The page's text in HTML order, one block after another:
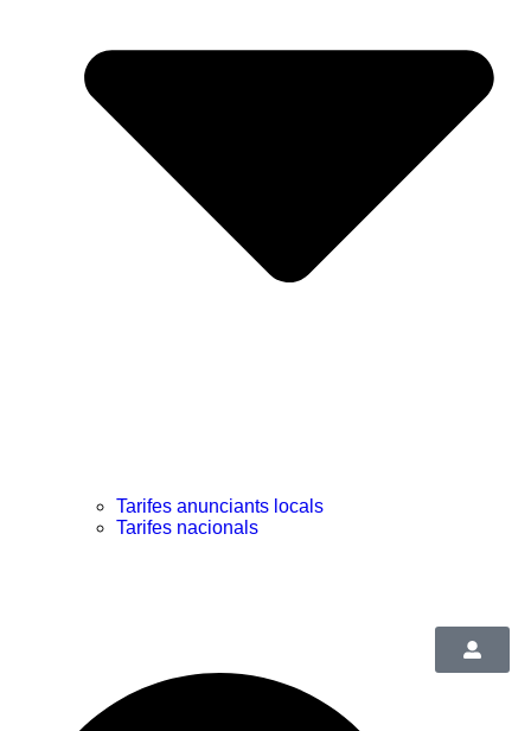
Tarifes anunciants locals
Tarifes nacionals